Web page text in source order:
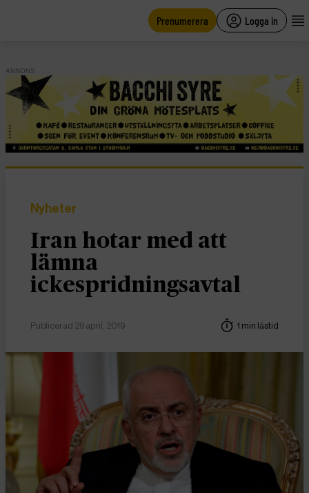
Prenumerera Logga in
ANNONS
Nyheter
Iran hotar med att
lämna
ickespridningsavtal
Publicerad 29 april, 2019 1 min lästid